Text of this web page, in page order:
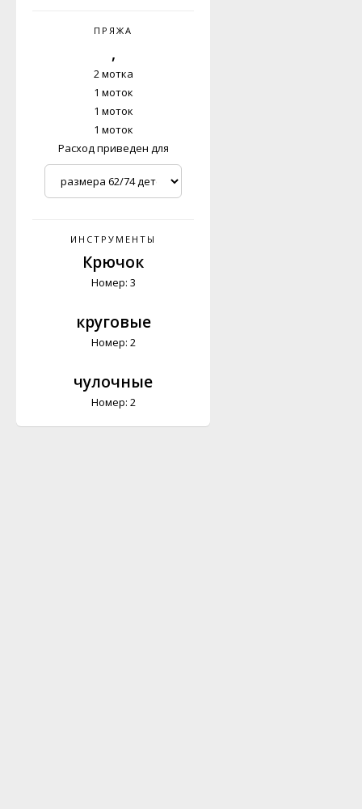
ПРЯЖА
,
2 мотка
1 моток
1 моток
1 моток
Расход приведен для
ИНСТРУМЕНТЫ
Крючок
Номер: 3
круговые
Номер: 2
чулочные
Номер: 2